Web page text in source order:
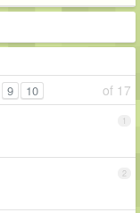
of 17
9 10
1
2